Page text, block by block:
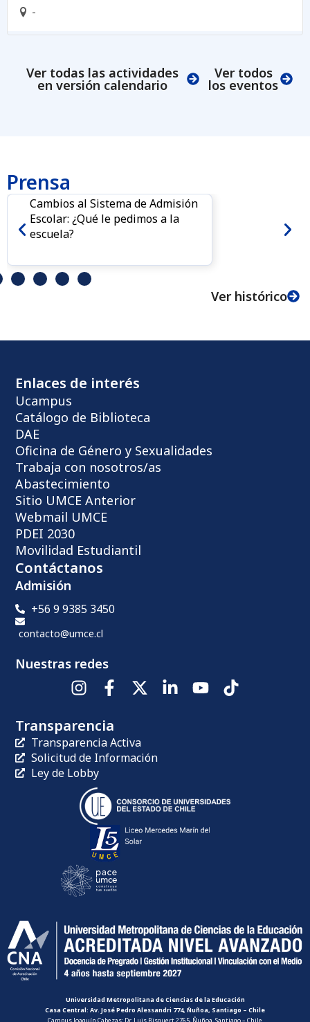
-
Ver todas las actividades
en versión calendario
Ver todos
los eventos
Prensa
Cambios al Sistema de Admisión
Escolar: ¿Qué le pedimos a la
escuela?
Ver histórico
Enlaces de interés
Ucampus
Catálogo de Biblioteca
DAE
Oficina de Género y Sexualidades
Trabaja con nosotros/as
Abastecimiento
Sitio UMCE Anterior
Webmail UMCE
PDEI 2030
Movilidad Estudiantil
Contáctanos
Admisión
+56 9 9385 3450
contacto@umce.cl
Nuestras redes
Transparencia
Transparencia Activa
Solicitud de Información
Ley de Lobby
Universidad Metropolitana de Ciencias de la Educación
Casa Central: Av. José Pedro Alessandri 774, Ñuñoa, Santiago – Chile
Campus Joaquín Cabezas: Dr. Luis Bisquert 2765, Ñuñoa, Santiago – Chile